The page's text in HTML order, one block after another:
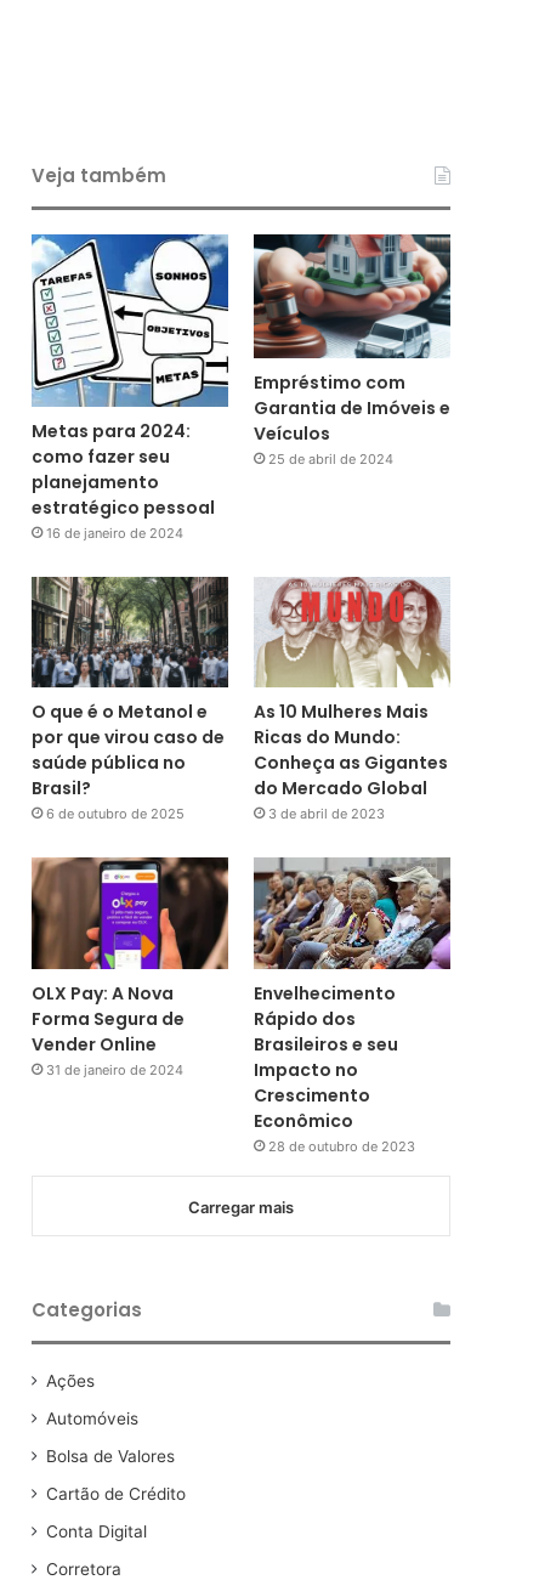
Veja também
Metas para 2024:
como fazer seu
planejamento
estratégico pessoal
16 de janeiro de 2024
Empréstimo com
Garantia de Imóveis e
Veículos
25 de abril de 2024
O que é o Metanol e
por que virou caso de
saúde pública no
Brasil?
6 de outubro de 2025
As 10 Mulheres Mais
Ricas do Mundo:
Conheça as Gigantes
do Mercado Global
3 de abril de 2023
OLX Pay: A Nova
Forma Segura de
Vender Online
31 de janeiro de 2024
Envelhecimento
Rápido dos
Brasileiros e seu
Impacto no
Crescimento
Econômico
28 de outubro de 2023
Carregar mais
Categorias
Ações
Automóveis
Bolsa de Valores
Cartão de Crédito
Conta Digital
Corretora